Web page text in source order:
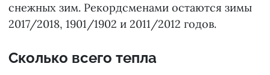
снежных зим. Рекордсменами остаются зимы
2017/2018, 1901/1902 и 2011/2012 годов.
Сколько всего тепла